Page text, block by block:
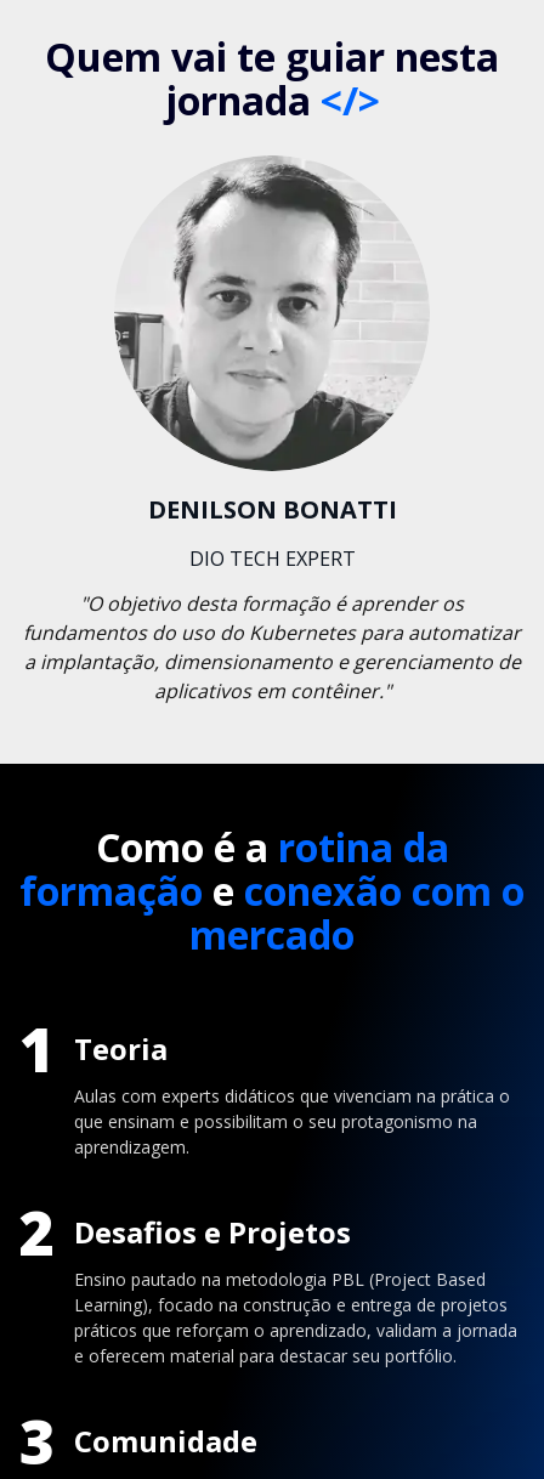
Quem vai te guiar nesta
jornada </>
DENILSON BONATTI
DIO TECH EXPERT
"O objetivo desta formação é aprender os
fundamentos do uso do Kubernetes para automatizar
a implantação, dimensionamento e gerenciamento de
aplicativos em contêiner."
Como é a rotina da
formação e conexão com o
mercado
1 Teoria
Aulas com experts didáticos que vivenciam na prática o
que ensinam e possibilitam o seu protagonismo na
aprendizagem.
2 Desafios e Projetos
Ensino pautado na metodologia PBL (Project Based
Learning), focado na construção e entrega de projetos
práticos que reforçam o aprendizado, validam a jornada
e oferecem material para destacar seu portfólio.
3 Comunidade